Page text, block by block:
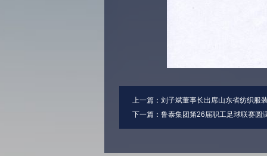
上一篇： 刘子斌董事长出席山东省纺织服
下一篇： 鲁泰集团第26届职工足球联赛圆